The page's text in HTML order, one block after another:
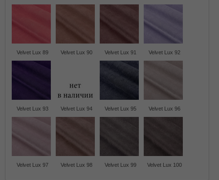
Velvet Lux 89 Velvet Lux 90 Velvet Lux 91 Velvet Lux 92
Velvet Lux 93 Velvet Lux 94 Velvet Lux 95 Velvet Lux 96
Velvet Lux 97 Velvet Lux 98 Velvet Lux 99 Velvet Lux 100